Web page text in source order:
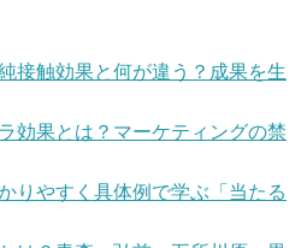
接触効果と何が違う？成果を生
効果とは？マーケティングの禁
りやすく具体例で学ぶ「当たる